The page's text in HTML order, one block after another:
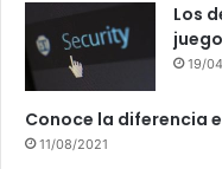
Los
19/
Conoce la diferencia
11/08/2021